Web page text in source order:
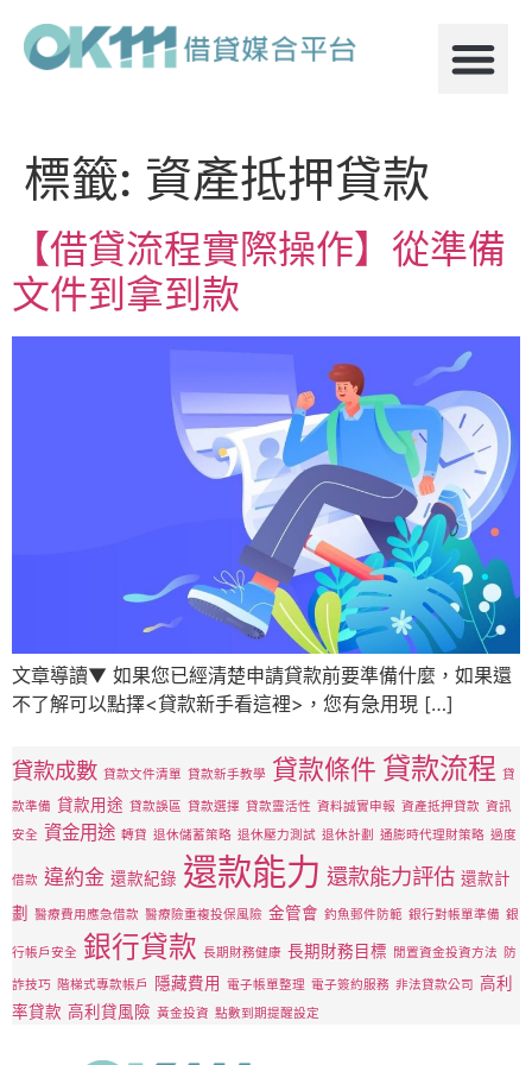
標籤: 資產抵押貸款
【借貸流程實際操作】從準備
文件到拿到款
文章導讀▼ 如果您已經清楚申請貸款前要準備什麼，如果還
不了解可以點擇<貸款新手看這裡>，您有急用現 […]
貸款成數 貸款文件清單 貸款新手教學 貸款條件 貸款流程 貸
款準備 貸款用途 貸款誤區 貸款選擇 貸款靈活性 資料誠實申報 資產抵押貸款 資訊
安全 資金用途 轉貸 退休儲蓄策略 退休壓力測試 退休計劃 通膨時代理財策略 過度
借款 違約金 還款紀錄 還款能力 還款能力評估 還款計
劃
醫療費用應急借款 醫療險重複投保風險 金管會 釣魚郵件防範 銀行對帳單準備 銀
行帳戶安全 銀行貸款 長期財務健康 長期財務目標 閒置資金投資方法 防
詐技巧 階梯式專款帳戶 隱藏費用 電子帳單整理 電子簽約服務 非法貸款公司 高利
率貸款 高利貸風險 黃金投資 點數到期提醒設定